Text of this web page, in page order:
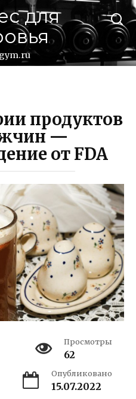
для
продуктов
—
от FDA
Просмотры
62
Опубликовано
15.07.2022